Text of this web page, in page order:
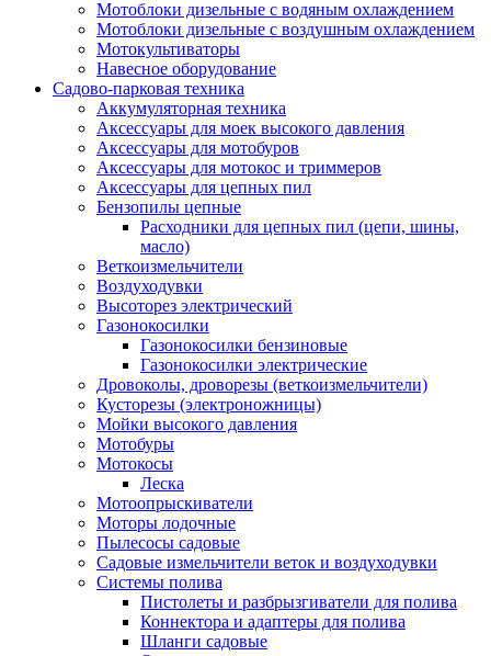
Мотоблоки дизельные с водяным охлаждением
Мотоблоки дизельные с воздушным охлаждением
Мотокультиваторы
Навесное оборудование
Садово-парковая техника
Аккумуляторная техника
Аксессуары для моек высокого давления
Аксессуары для мотобуров
Аксессуары для мотокос и триммеров
Аксессуары для цепных пил
Бензопилы цепные
Расходники для цепных пил (цепи, шины,
масло)
Веткоизмельчители
Воздуходувки
Высоторез электрический
Газонокосилки
Газонокосилки бензиновые
Газонокосилки электрические
Дровоколы, дроворезы (веткоизмельчители)
Кусторезы (электроножницы)
Мойки высокого давления
Мотобуры
Мотокосы
Леска
Мотоопрыскиватели
Моторы лодочные
Пылесосы садовые
Садовые измельчители веток и воздуходувки
Системы полива
Пистолеты и разбрызгиватели для полива
Коннектора и адаптеры для полива
Шланги садовые